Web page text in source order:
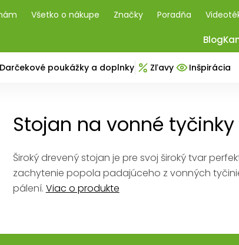
Všetko o nákupe Značky Poradňa
Blog
Darčekové poukážky a doplnky Zľavy Inšpirácia
Stojan na vonné
Široký drevený stojan je pre svoj široký tvar
zachytenie popola padajúceho z vonných
pálení. Viac o produkte